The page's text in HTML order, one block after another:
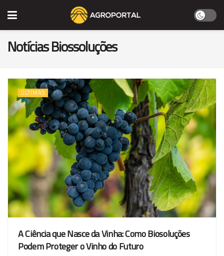
Notícias Biossoluções
ÚLTIMAS
A Ciência que Nasce da Vinha: Como Biosoluções
Podem Proteger o Vinho do Futuro